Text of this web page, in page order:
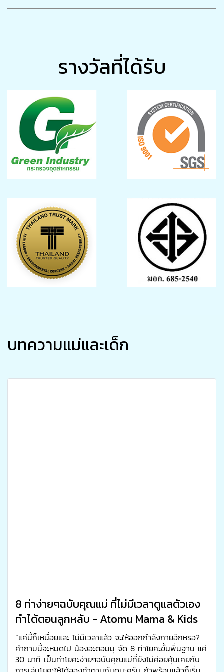
รางวัลที่ได้รับ
บทความแม่และเด็ก
8 ท่าง่ายๆฉบับคุณแม่ ที่ไม่มีเวลาดูแลตัวเอง
ทำได้ตอนลูกหลับ - Atomu Mama & Kids
“แค่นี้ก็เหนื่อยและ ไม่มีเวลาแล้ว จะให้ออกกำลังกายอีกหรอ?
คำถามนี้จะหมดไป น้องอะตอมมุ จัด 8 ท่าโยคะขั้นพื่นฐาน แค่
30 นาที เป็นท่าโยคะง่ายๆฉบับคุณแม่ที่ยังไม่ค่อยคุ้นเคยกับ